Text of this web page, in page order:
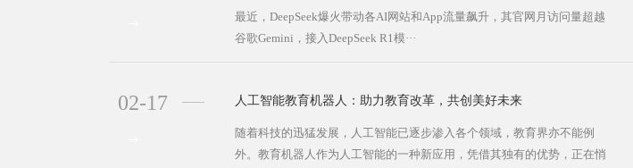
最近，DeepSeek爆火带动各AI网站和App流量飙升，其官网月访问量超越
谷歌Gemini，接入DeepSeek R1模···
02-17 人工智能教育机器人：助力教育改革，共创美好未来
随着科技的迅猛发展，人工智能已逐步渗入各个领域，教育界亦不能例
外。教育机器人作为人工智能的一种新应用，凭借其独有的优势，正在悄